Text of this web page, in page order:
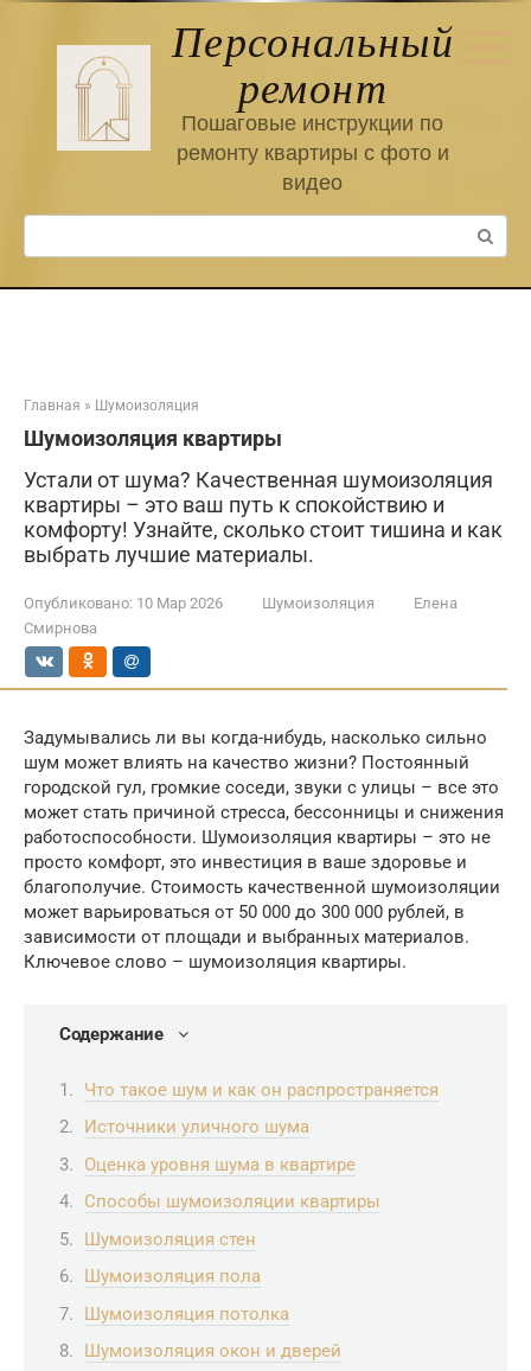
Персональный
ремонт
Пошаговые инструкции по
ремонту квартиры с фото и
видео
Поиск:
Главная » Шумоизоляция
Шумоизоляция квартиры
Устали от шума? Качественная шумоизоляция
квартиры – это ваш путь к спокойствию и
комфорту! Узнайте, сколько стоит тишина и как
выбрать лучшие материалы.
Опубликовано: 10 Мар 2026 Шумоизоляция
Елена
Смирнова
Задумывались ли вы когда-нибудь, насколько сильно
шум может влиять на качество жизни? Постоянный
городской гул, громкие соседи, звуки с улицы – все это
может стать причиной стресса, бессонницы и снижения
работоспособности. Шумоизоляция квартиры – это не
просто комфорт, это инвестиция в ваше здоровье и
благополучие. Стоимость качественной шумоизоляции
может варьироваться от 50 000 до 300 000 рублей, в
зависимости от площади и выбранных материалов.
Ключевое слово – шумоизоляция квартиры.
Содержание
Что такое шум и как он распространяется
Источники уличного шума
Оценка уровня шума в квартире
Способы шумоизоляции квартиры
Шумоизоляция стен
Шумоизоляция пола
Шумоизоляция потолка
Шумоизоляция окон и дверей